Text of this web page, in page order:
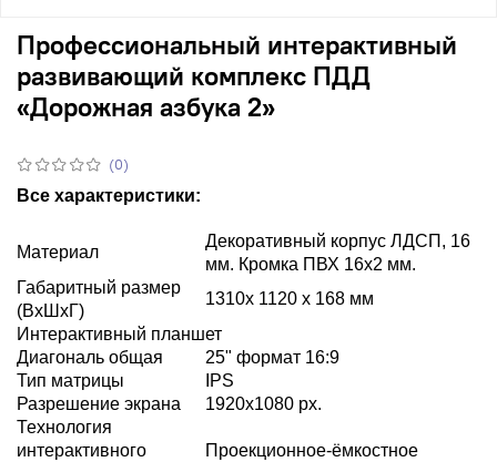
(0)
Профессиональный интерактивный
развивающий комплекс ПДД
«Дорожная азбука 2»
Все характеристики:
Материал
Декоративный корпус ЛДСП, 16
мм. Кромка ПВХ 16х2 мм.
Габаритный размер
(ВхШхГ)
1310х 1120 х 168 мм
Интерактивный планшет
Диагональ общая
25" формат 16:9
Тип матрицы
IPS
Разрешение экрана
1920х1080 px.
Технология
интерактивного
Проекционное-ёмкостное